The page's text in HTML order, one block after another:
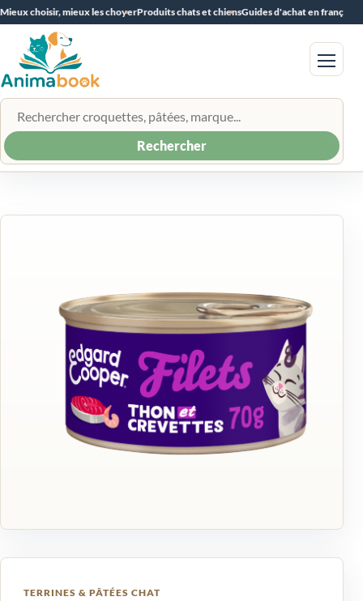
Mieux choisir, mieux les choyerProduits chats et chiensGuides d'achat en français
Rechercher un produit
Rechercher
Menu
TERRINES & PÂTÉES CHAT